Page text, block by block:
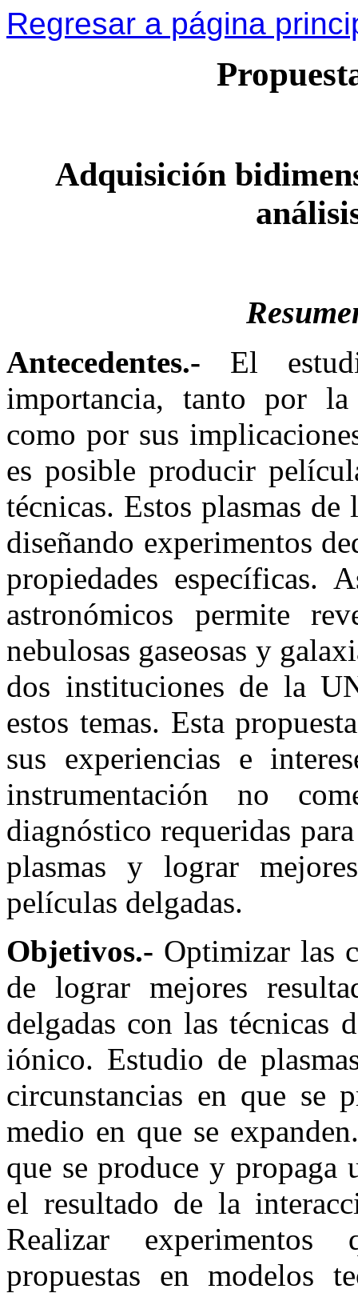
Regresar a página
Adquisición
Antecedentes.- El
importancia, tanto por
como por sus
es posible producir
técnicas. Estos plasmas
diseñando experimentos
propiedades específicas.
astronómicos permite
nebulosas gaseosas y
dos instituciones de la
estos temas. Esta
sus experiencias e
instrumentación no
diagnóstico requeridas
plasmas y lograr
películas delgadas.
Objetivos.- Optimizar las
de lograr mejores
delgadas con las técnicas
iónico. Estudio de
circunstancias en que se
medio en que se
que se produce y propaga
el resultado de la
Realizar
propuestas en modelos